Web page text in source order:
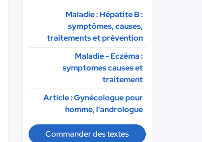
Maladie : Hépatite B :
symptômes, causes,
traitements et prévention
Maladie - Eczéma :
symptomes causes et
traitement
Article : Gynécologue pour
homme, l'andrologue
Commander des textes